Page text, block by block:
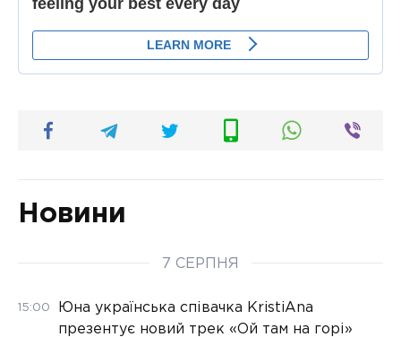
Новини
7 СЕРПНЯ
15:00
Юна українська співачка KristiAna
презентує новий трек «Ой там на горі»